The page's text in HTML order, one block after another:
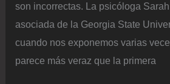
son incorrectas. La psicóloga
asociada de la Georgia State
cuando nos exponemos varias
parece más veraz que la primera